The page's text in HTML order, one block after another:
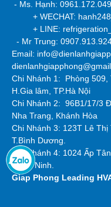
- Ms. Hạnh: 0961.172.049
+ WECHAT:
+ LINE:
- Mr Trung:
Email:
Chi Nhánh 1: Phòng 509,
H.Gia lâm, TP.Hà Nội
Chi Nhánh 2: 96B1/17/3
Nha Trang, Khánh Hòa
Chi Nhánh 3: 123T Lê Thị
T.Bình Dương.
Chi Nhánh 4: 1024 Ấp
T.Tây Ninh.
Giap Phong Leading